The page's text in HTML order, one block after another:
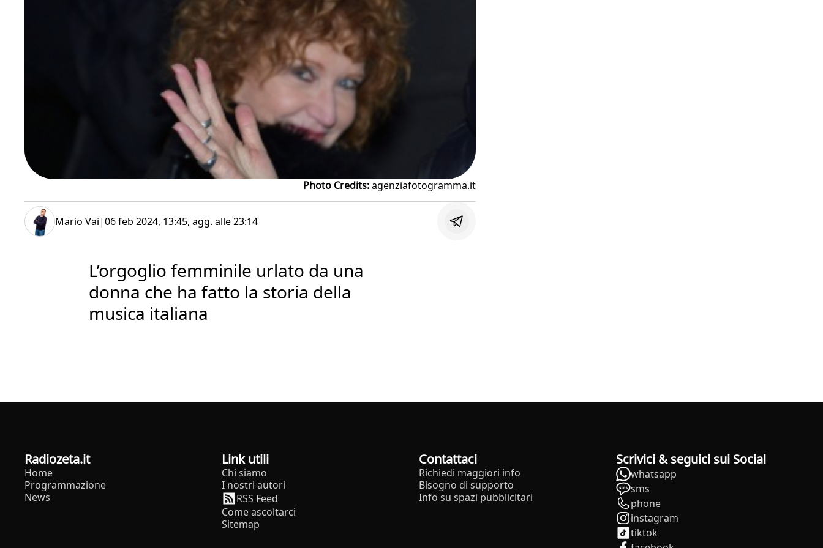
Photo Credits:agenziafotogramma.it
Mario Vai|06 feb 2024, 13:45, agg. alle23:14
L’orgoglio femminile urlato da una
donna che ha fatto la storia della
musica italiana
radiozeta.it
Home
Programmazione
News
Link utili
Chi siamo
I nostri autori
RSS Feed
Come ascoltarci
Sitemap
Contattaci
Richiedi maggiori info
Bisogno di supporto
Info su spazi pubblicitari
Scrivici & seguici sui Social
whatsapp
sms
phone
instagram
tiktok